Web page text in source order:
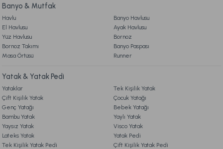
Banyo & Mutfak
Havlu
Banyo Havlusu
El Havlusu
Ayak Havlusu
Yüz Havlusu
Bornoz
Bornoz Takımı
Banyo Paspası
Masa Örtüsü
Runner
Yatak & Yatak Pedi
Yataklar
Tek Kişilik Yatak
Çift Kişilik Yatak
Çocuk Yatağı
Genç Yatağı
Bebek Yatağı
Bambu Yatak
Yaylı Yatak
Yaysız Yatak
Visco Yatak
Lateks Yatak
Yatak Pedi
Tek Kişilik Yatak Pedi
Çift Kişilik Yatak Pedi